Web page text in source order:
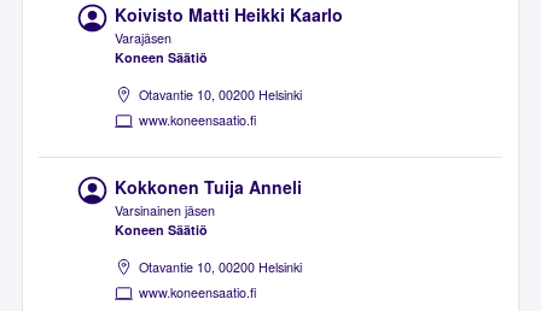
Koivisto Matti Heikki Kaarlo
Varajäsen
Koneen Säätiö
Otavantie 10, 00200 Helsinki
www.koneensaatio.fi
Kokkonen Tuija Anneli
Varsinainen jäsen
Koneen Säätiö
Otavantie 10, 00200 Helsinki
www.koneensaatio.fi